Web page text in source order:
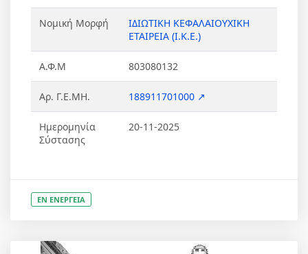
Νομική Μορφή
ΙΔΙΩΤΙΚΗ ΚΕΦΑΛΑΙΟΥΧΙΚΗ
ΕΤΑΙΡΕΙΑ (Ι.Κ.Ε.)
Α.Φ.Μ 803080132
Αρ. Γ.Ε.ΜΗ. 188911701000 ↗
Ημερομηνία
Σύστασης
20-11-2025
ΕΝ ΕΝΕΡΓΕΙΑ